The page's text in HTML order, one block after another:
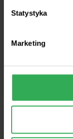
Statystyka
Marketing